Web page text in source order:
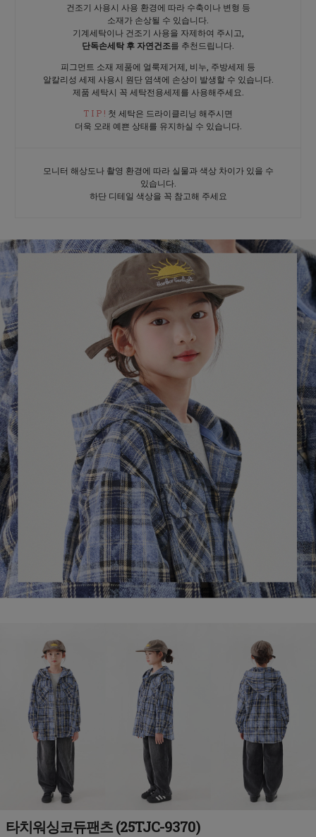
건조기 사용시 사용 환경에 따라 수축이나 변형 등
소재가 손상될 수 있습니다.
기계세탁이나 건조기 사용을 자제하여 주시고,
단독손세탁 후 자연건조를 추천드립니다.
피그먼트 소재 제품에 얼룩제거제, 비누, 주방세제 등
알칼리성 세제 사용시 원단 염색에 손상이 발생할 수 있습니다.
제품 세탁시 꼭 세탁전용세제를 사용해주세요.
T I P ! 첫 세탁은 드라이클리닝 해주시면
더욱 오래 예쁜 상태를 유지하실 수 있습니다.
모니터 해상도나 촬영 환경에 따라 실물과 색상 차이가 있을 수
있습니다.
하단 디테일 색상을 꼭 참고해 주세요
타치워싱코듀팬츠 (25TJC-9370)